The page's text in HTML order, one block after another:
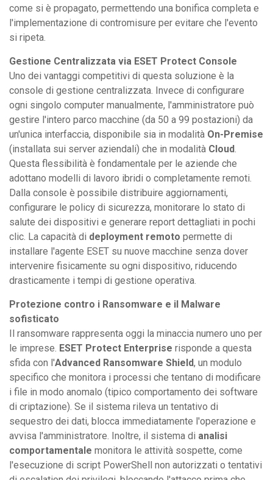
come si è propagato, permettendo una bonifica completa e
l'implementazione di contromisure per evitare che l'evento
si ripeta.
Gestione Centralizzata via ESET Protect Console
Uno dei vantaggi competitivi di questa soluzione è la
console di gestione centralizzata. Invece di configurare
ogni singolo computer manualmente, l'amministratore può
gestire l'intero parco macchine (da 50 a 99 postazioni) da
un'unica interfaccia, disponibile sia in modalità On-Premise
(installata sui server aziendali) che in modalità Cloud.
Questa flessibilità è fondamentale per le aziende che
adottano modelli di lavoro ibridi o completamente remoti.
Dalla console è possibile distribuire aggiornamenti,
configurare le policy di sicurezza, monitorare lo stato di
salute dei dispositivi e generare report dettagliati in pochi
clic. La capacità di deployment remoto permette di
installare l'agente ESET su nuove macchine senza dover
intervenire fisicamente su ogni dispositivo, riducendo
drasticamente i tempi di gestione operativa.
Protezione contro i Ransomware e il Malware
sofisticato
Il ransomware rappresenta oggi la minaccia numero uno per
le imprese. ESET Protect Enterprise risponde a questa
sfida con l'Advanced Ransomware Shield, un modulo
specifico che monitora i processi che tentano di modificare
i file in modo anomalo (tipico comportamento dei software
di criptazione). Se il sistema rileva un tentativo di
sequestro dei dati, blocca immediatamente l'operazione e
avvisa l'amministratore. Inoltre, il sistema di analisi
comportamentale monitora le attività sospette, come
l'esecuzione di script PowerShell non autorizzati o tentativi